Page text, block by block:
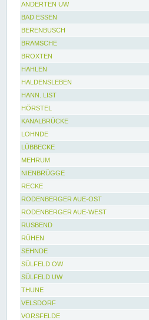
ANDERTEN UW
BAD ESSEN
BERENBUSCH
BRAMSCHE
BROXTEN
HAHLEN
HALDENSLEBEN
HANN. LIST
HÖRSTEL
KANALBRÜCKE
LOHNDE
LÜBBECKE
MEHRUM
NIENBRÜGGE
RECKE
RODENBERGER AUE-OST
RODENBERGER AUE-WEST
RUSBEND
RÜHEN
SEHNDE
SÜLFELD OW
SÜLFELD UW
THUNE
VELSDORF
VORSFELDE